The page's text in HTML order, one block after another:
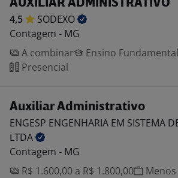
AUXILIAR ADMINISTRATIVO
4,5
SODEXO
Contagem - MG
A combinar
Ensino
Presencial
Auxiliar Administrativo
ENGESP ENGENHARIA EM SISTEMA
LTDA
Contagem - MG
R$ 1.600,00 a R$ 1.800,00